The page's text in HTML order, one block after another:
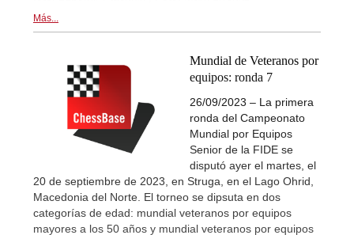
Más...
Mundial de Veteranos por
equipos: ronda 7
26/09/2023 – La primera
ronda del Campeonato
Mundial por Equipos
Senior de la FIDE se
disputó ayer el martes, el
20 de septiembre de 2023, en Struga, en el Lago Ohrid,
Macedonia del Norte. El torneo se dipsuta en dos
categorías de edad: mundial veteranos por equipos
mayores a los 50 años y mundial veteranos por equipos